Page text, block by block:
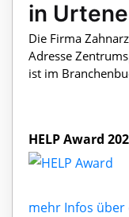
in
Die Firma
Adresse
ist im
HELP Award
mehr Infos über